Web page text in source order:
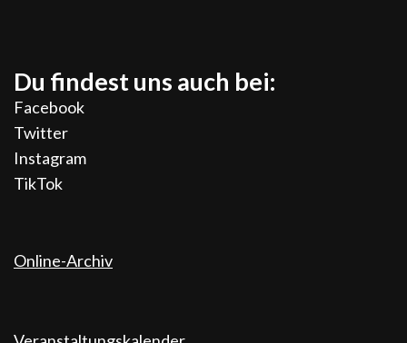
Du findest uns auch bei:
Facebook
Twitter
Instagram
TikTok
Online-Archiv